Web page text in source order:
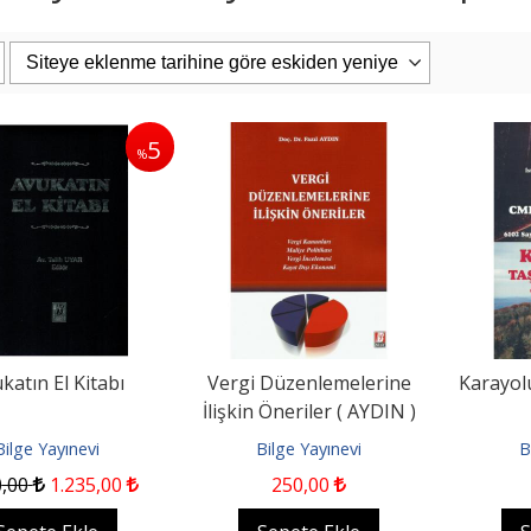
HATEMİ/SEROZAN/ARPACI
1.187
Eşya Hukuku 26. Baskı
Filiz Kitabevi
,00 2.280
Sepete Ekle
%5
El Kitabı
Yayınevi
,00 1.235,00
Vergi Düzenlemelerine
İlişkin Öneriler ( AYDIN )
Bilge Yayınevi
250,00